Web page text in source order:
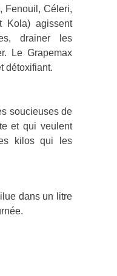
Fenouil, Céleri,
Kola) agissent
drainer les
Le Grapemax
détoxifiant.
soucieuses de
et qui veulent
kilos qui les
dans un litre